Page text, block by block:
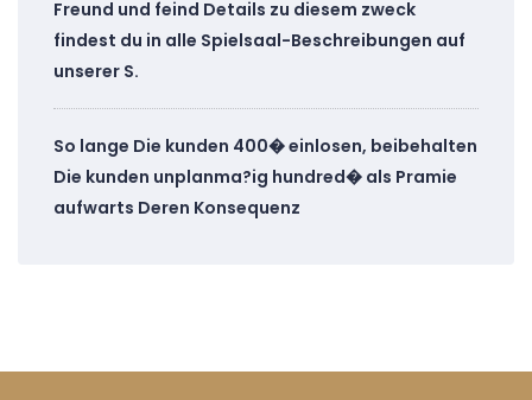
Freund und feind Details zu diesem zweck
findest du in alle Spielsaal-Beschreibungen auf
unserer S.
So lange Die kunden 400� einlosen, beibehalten
Die kunden unplanma?ig hundred� als Pramie
aufwarts Deren Konsequenz